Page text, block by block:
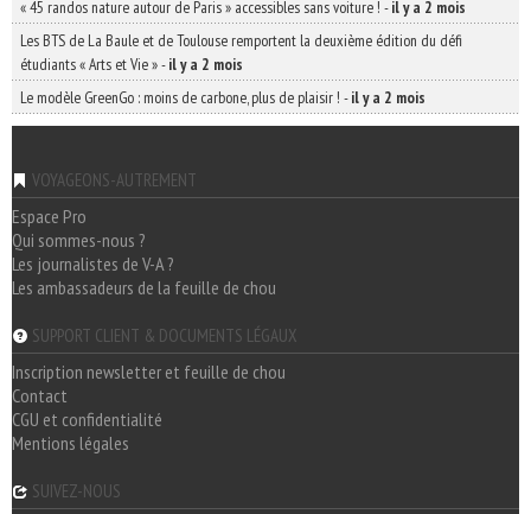
« 45 randos nature autour de Paris » accessibles sans voiture ! -il y a 2 mois
Les BTS de La Baule et de Toulouse remportent la deuxième édition du défi
étudiants « Arts et Vie »-il y a 2 mois
Le modèle GreenGo : moins de carbone, plus de plaisir ! -il y a 2 mois
VOYAGEONS-AUTREMENT
Espace Pro
Qui sommes-nous ?
Les journalistes de V-A ?
Les ambassadeurs de la feuille de chou
SUPPORT CLIENT & DOCUMENTS LÉGAUX
Inscription newsletter et feuille de chou
Contact
CGU et confidentialité
Mentions légales
SUIVEZ-NOUS